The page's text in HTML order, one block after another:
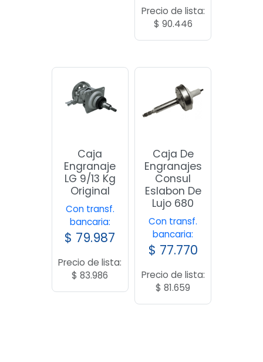
Precio de lista:
$ 90.446
Caja
Engranaje
LG 9/13 Kg
Original
Con transf.
bancaria:
$ 79.987
Precio de lista:
$ 83.986
Caja De
Engranajes
Consul
Eslabon De
Lujo 680
Con transf.
bancaria:
$ 77.770
Precio de lista:
$ 81.659